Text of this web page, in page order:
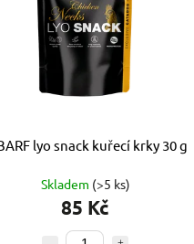
lyo snack kuřecí krky 30 g
Skladem (>5 ks)
85 Kč